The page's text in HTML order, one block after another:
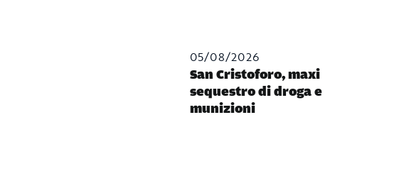
05/08/2026
San Cristoforo, maxi
sequestro di droga e
munizioni